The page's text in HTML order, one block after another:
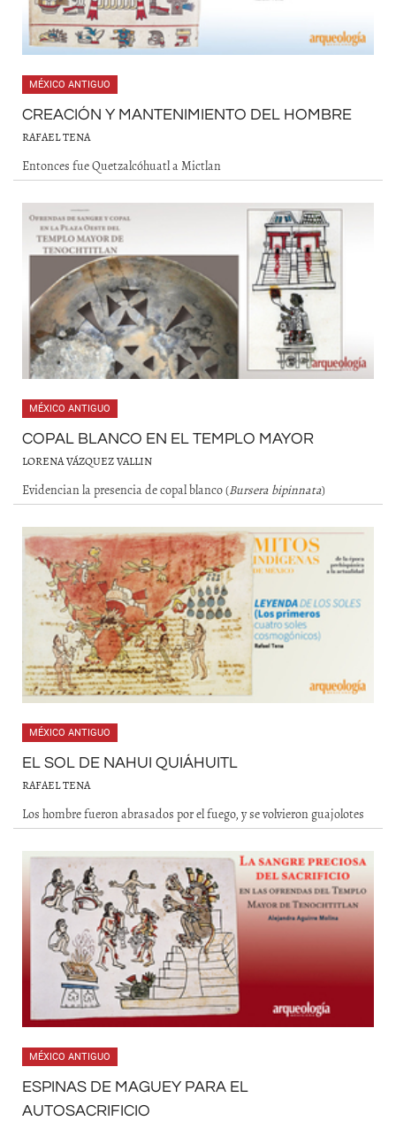
MÉXICO ANTIGUO
CREACIÓN Y MANTENIMIENTO DEL HOMBRE
RAFAEL TENA
Entonces fue Quetzalcóhuatl a Mictlan
MÉXICO ANTIGUO
COPAL BLANCO EN EL TEMPLO MAYOR
LORENA VÁZQUEZ VALLIN
Evidencian la presencia de copal blanco (Bursera bipinnata)
MÉXICO ANTIGUO
EL SOL DE NAHUI QUIÁHUITL
RAFAEL TENA
Los hombre fueron abrasados por el fuego, y se volvieron guajolotes
MÉXICO ANTIGUO
ESPINAS DE MAGUEY PARA EL
AUTOSACRIFICIO